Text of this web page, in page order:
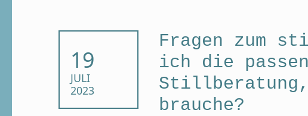
19
JULI
2023
Fragen zum
ich die
brauche?